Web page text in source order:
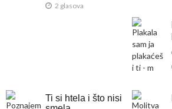
2 glasova
Ti si htela i što nisi